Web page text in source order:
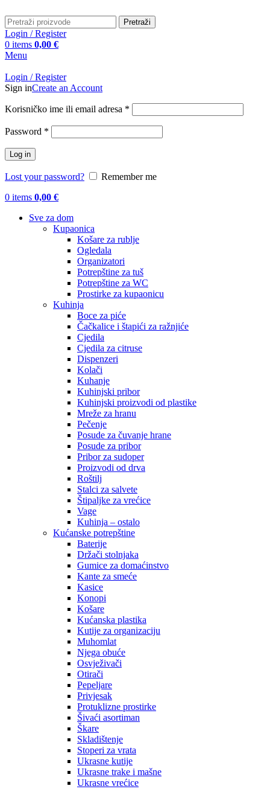
Pretraži
Login / Register
0 items 0,00 €
Menu
Login / Register
Sign inCreate an Account
Korisničko ime ili email adresa *
Password *
Log in
Lost your password?
Remember me
0 items 0,00 €
Sve za dom
Kupaonica
Košare za rublje
Ogledala
Organizatori
Potrepštine za tuš
Potrepštine za WC
Prostirke za kupaonicu
Kuhinja
Boce za piće
Čačkalice i štapići za ražnjiće
Cjedila
Cjedila za citruse
Dispenzeri
Kolači
Kuhanje
Kuhinjski pribor
Kuhinjski proizvodi od plastike
Mreže za hranu
Pečenje
Posude za čuvanje hrane
Posude za pribor
Pribor za sudoper
Proizvodi od drva
Roštilj
Stalci za salvete
Štipaljke za vrećice
Vage
Kuhinja – ostalo
Kućanske potrepštine
Baterije
Držači stolnjaka
Gumice za domaćinstvo
Kante za smeće
Kasice
Konopi
Košare
Kućanska plastika
Kutije za organizaciju
Muhomlat
Njega obuće
Osvježivači
Otirači
Pepeljare
Privjesak
Protuklizne prostirke
Šivaći asortiman
Škare
Skladištenje
Stoperi za vrata
Ukrasne kutije
Ukrasne trake i mašne
Ukrasne vrećice